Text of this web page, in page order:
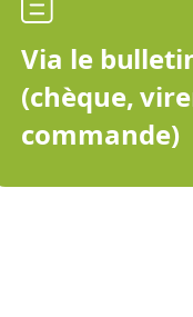
Via le
(chèque,
commande)